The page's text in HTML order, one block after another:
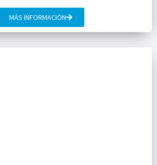
MÁS INFORMACIÓN